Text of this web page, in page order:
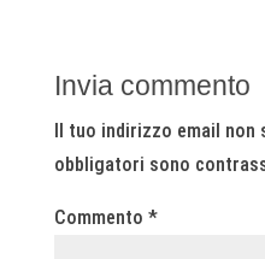
Invia commento
Il tuo indirizzo email non
obbligatori sono
Commento *